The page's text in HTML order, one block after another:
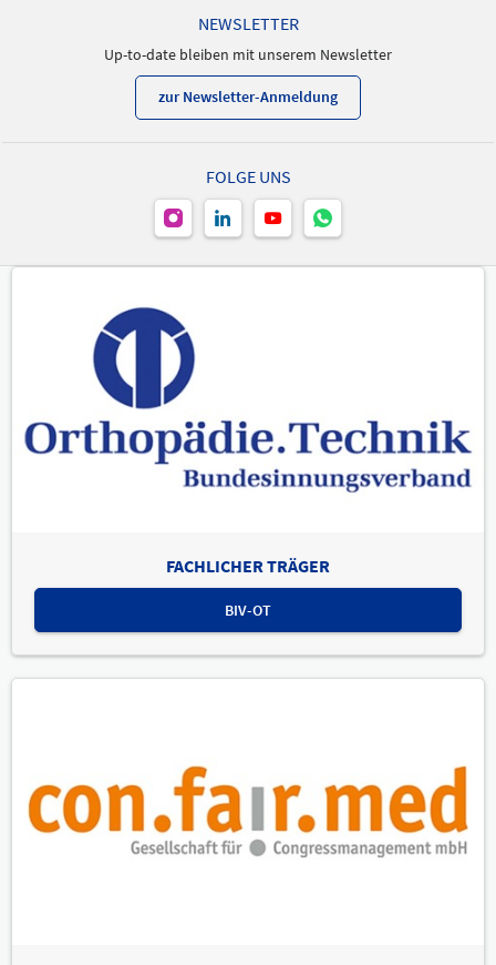
NEWSLETTER
Up-to-date bleiben mit unserem Newsletter
zur Newsletter-Anmeldung
FOLGE UNS
FACHLICHER TRÄGER
BIV-OT